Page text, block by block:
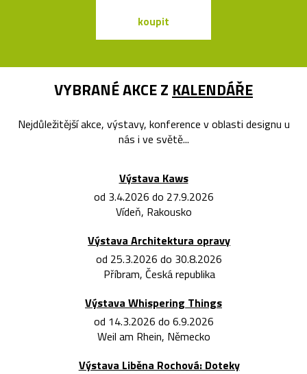
koupit
VYBRANÉ AKCE Z KALENDÁŘE
Nejdůležitější akce, výstavy, konference v oblasti designu u
nás i ve světě...
Výstava Kaws
od 3.4.2026 do 27.9.2026
Vídeň, Rakousko
Výstava Architektura opravy
od 25.3.2026 do 30.8.2026
Příbram, Česká republika
Výstava Whispering Things
od 14.3.2026 do 6.9.2026
Weil am Rhein, Německo
Výstava Liběna Rochová: Doteky